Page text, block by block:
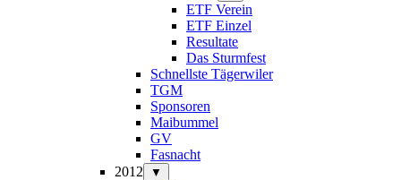
ETF Verein
ETF Einzel
Resultate
Das Sturmfest
Schnellste Tägerwiler
TGM
Sponsoren
Maibummel
GV
Fasnacht
2012
▼